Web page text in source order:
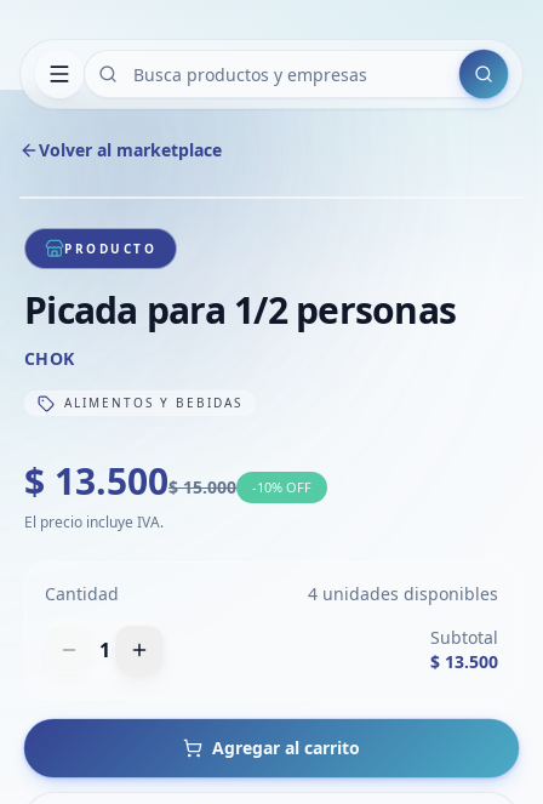
Buscar
Volver al marketplace
1/1
PRODUCTO
Picada para 1/2 personas
CHOK
ALIMENTOS Y BEBIDAS
$ 13.500$ 15.000 -10% OFF
El precio incluye IVA.
Cantidad 4 unidades disponibles
1
Subtotal
$ 13.500
Agregar al carrito